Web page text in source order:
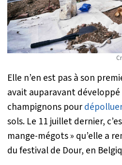
Elle n’en est pas à son
avait auparavant
champignons pour
sols. Le 11 juillet dernier,
mange-mégots » qu’elle a
du festival de Dour, en